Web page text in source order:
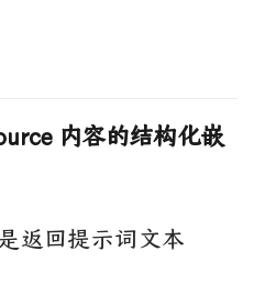
内容的结构化嵌
返回提示词文本